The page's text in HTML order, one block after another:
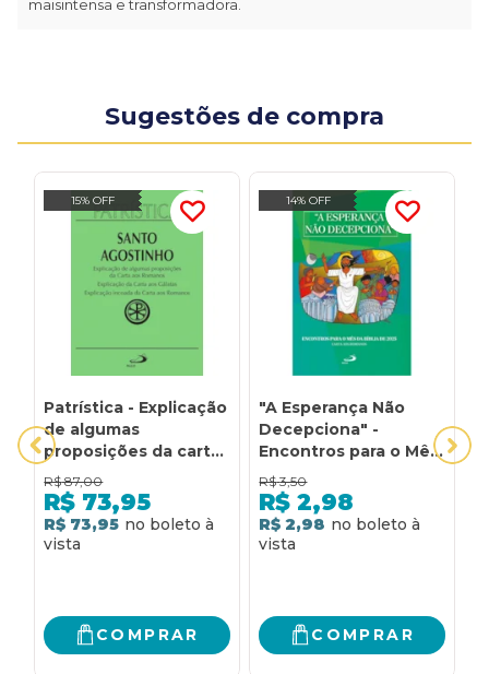
maisintensa e transformadora.
Sugestões de compra
15% OFF
Patrística - Explicação
de algumas
proposições da carta
aos Romanos |
Explicação da carta
aos Gálatas |
Explicação incoada da
R$ 87,00
R$ 73,95
R$ 73,95
COMPRAR
14% OFF
"A Esperança Não
Decepciona" -
Encontros para o Mês
da Bíblia de 2025:
Carta aos Romanos
R$ 3,50
R$ 2,98
R$ 2,98
COMPRAR